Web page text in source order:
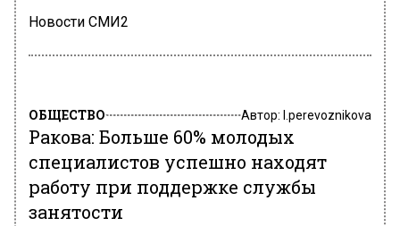
Новости СМИ2
ОБЩЕСТВО Автор: l.perevoznikova
Ракова: Больше 60% молодых
специалистов успешно находят
работу при поддержке службы
занятости